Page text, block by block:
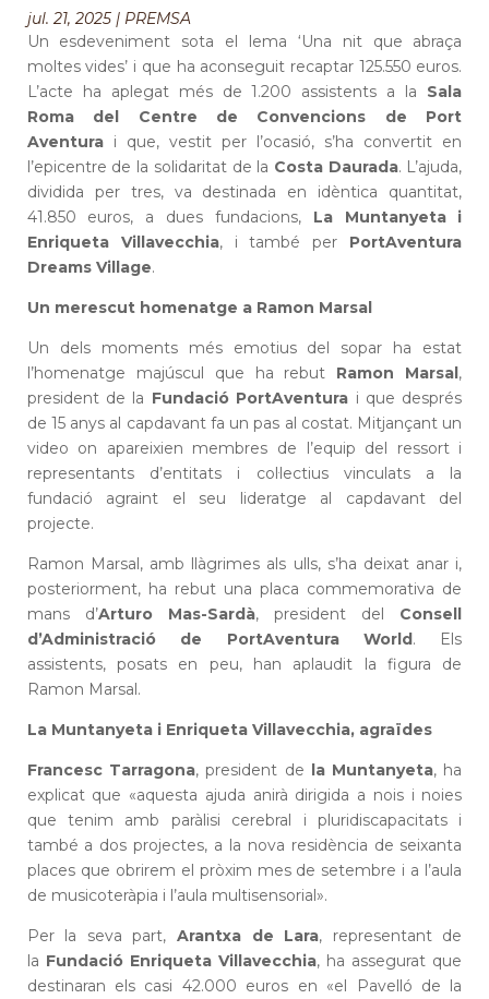
jul. 21, 2025| PREMSA
Un esdeveniment sota el lema ‘Una nit que abraça
moltes vides’ i que ha aconseguit recaptar 125.550 euros.
L’acte ha aplegat més de 1.200 assistents a la Sala
Roma del Centre de Convencions de Port
Aventurai que, vestit per l’ocasió, s’ha convertit en
l’epicentre de la solidaritat de la Costa Daurada. L’ajuda,
dividida per tres, va destinada en idèntica quantitat,
41.850 euros, a dues fundacions, La Muntanyeta i
Enriqueta Villavecchia, i també per PortAventura
Dreams Village.
Un merescut homenatge a Ramon Marsal
Un dels moments més emotius del sopar ha estat
l’homenatge majúscul que ha rebut Ramon Marsal,
president de la Fundació PortAventura i que després
de 15 anys al capdavant fa un pas al costat. Mitjançant un
video on apareixien membres de l’equip del ressort i
representants d’entitats i col·lectius vinculats a la
fundació agraint el seu lideratge al capdavant del
projecte.
Ramon Marsal, amb llàgrimes als ulls, s’ha deixat anar i,
posteriorment, ha rebut una placa commemorativa de
mans d’Arturo Mas-Sardà, president del Consell
d’Administració de PortAventura World. Els
assistents, posats en peu, han aplaudit la figura de
Ramon Marsal.
La Muntanyeta i Enriqueta Villavecchia, agraïdes
Francesc Tarragona, president de la Muntanyeta, ha
explicat que «aquesta ajuda anirà dirigida a nois i noies
que tenim amb paràlisi cerebral i pluridiscapacitats i
també a dos projectes, a la nova residència de seixanta
places que obrirem el pròxim mes de setembre i a l’aula
de musicoteràpia i l’aula multisensorial».
Per la seva part, Arantxa de Lara, representant de
la Fundació Enriqueta Villavecchia, ha assegurat que
destinaran els casi 42.000 euros en «el Pavelló de la